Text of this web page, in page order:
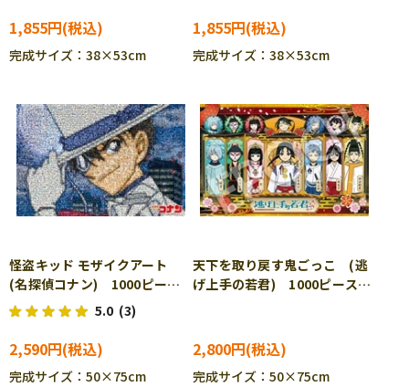
1,855円
完成サイズ：38×53cm
1,855円
完成サイズ：38×53cm
怪盗キッド モザイクアート
(名探偵コナン) 1000ピー
ス ジグソーパズル EPO-11-
566s
5.0 (3)
2,590円
完成サイズ：50×75cm
天下を取り戻す鬼ごっこ (逃
げ上手の若君) 1000ピース
2,800円
完成サイズ：50×75cm